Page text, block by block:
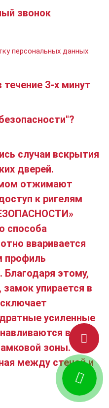
звонок
персональных данных
3-х минут
случаи вскрытия
дверей.
отжимают
к ригелям
способа
вваривается
профиль
Благодаря этому,
упирается в
усиленные
в
зоны.
между стеной и